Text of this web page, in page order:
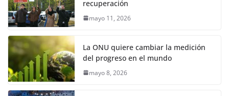
recuperación
mayo 11, 2026
La ONU quiere cambiar la medición
del progreso en el mundo
mayo 8, 2026